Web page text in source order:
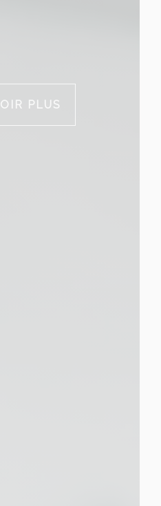
PLUS